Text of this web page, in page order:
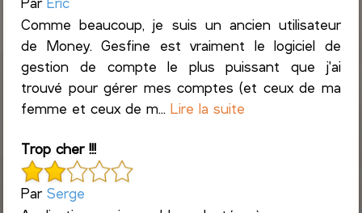
Comme beaucoup, je suis un ancien utilisateur
de Money. Gesfine est vraiment le logiciel de
gestion de compte le plus puissant que j'ai
trouvé pour gérer mes comptes (et ceux de ma
femme et ceux de m...Lire la suite
Trop cher !!!
ParSerge